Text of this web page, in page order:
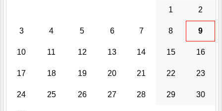
1 2
3 4 5 6 7 8 9
10 11 12 13 14 15 16
17 18 19 20 21 22 23
24 25 26 27 28 29 30